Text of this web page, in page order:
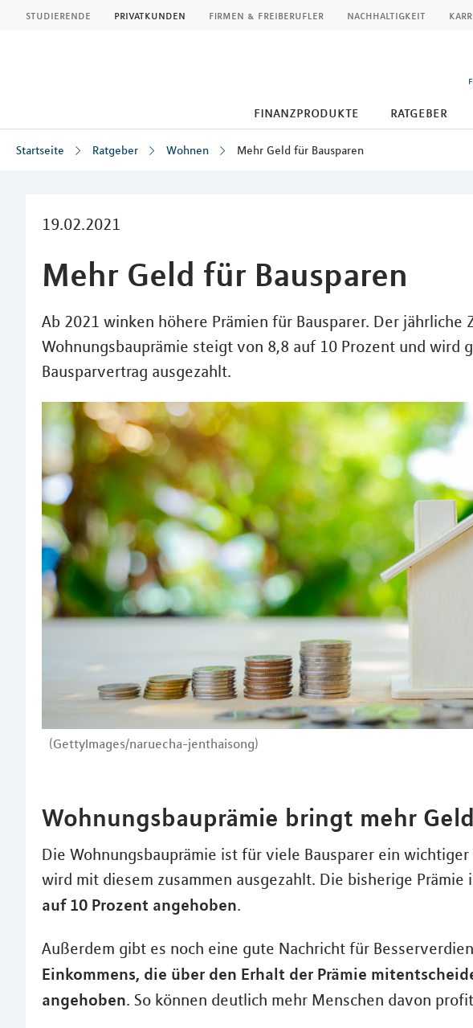
studierende privatkunden firmen & freiberufler nachhaltigkeit
finanzprodukte ratgeber
Startseite Ratgeber Wohnen Mehr Geld für Bausparen
19.02.2021
Mehr Geld für Bausparen
Ab 2021 winken höhere Prämien für Bausparer. Der jährliche
Wohnungsbauprämie steigt von 8,8 auf 10 Prozent und wird
Bausparvertrag ausgezahlt.
(GettyImages/naruecha-jenthaisong)
Wohnungsbauprämie bringt mehr Geld
Die Wohnungsbauprämie ist für viele Bausparer ein wichtiger
wird mit diesem zusammen ausgezahlt. Die bisherige
auf 10 Prozent angehoben.
Außerdem gibt es noch eine gute Nachricht für
Einkommens, die über den Erhalt der Prämie
angehoben. So können deutlich mehr Menschen davon